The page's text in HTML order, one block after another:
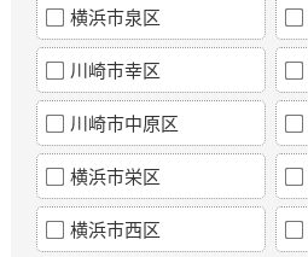
横浜市泉区
川崎市幸区
川崎市中原区
横浜市栄区
横浜市西区